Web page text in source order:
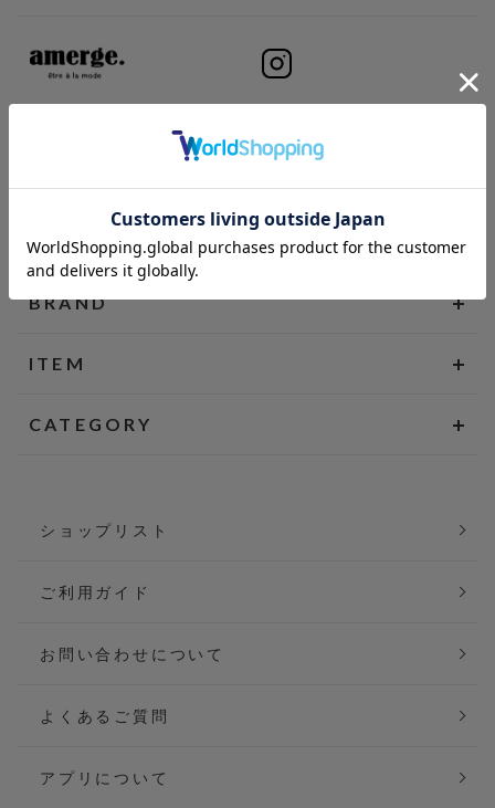
BRAND
ITEM
CATEGORY
ショップリスト
ご利用ガイド
お問い合わせについて
よくあるご質問
アプリについて